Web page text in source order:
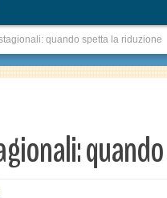
quando spetta la riduzione